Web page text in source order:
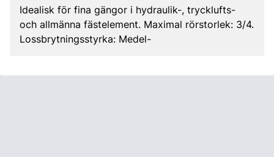
Idealisk för fina gängor i hydraulik-, trycklufts-
och allmänna fästelement. Maximal rörstorlek: 3/4.
Lossbrytningsstyrka: Medel-